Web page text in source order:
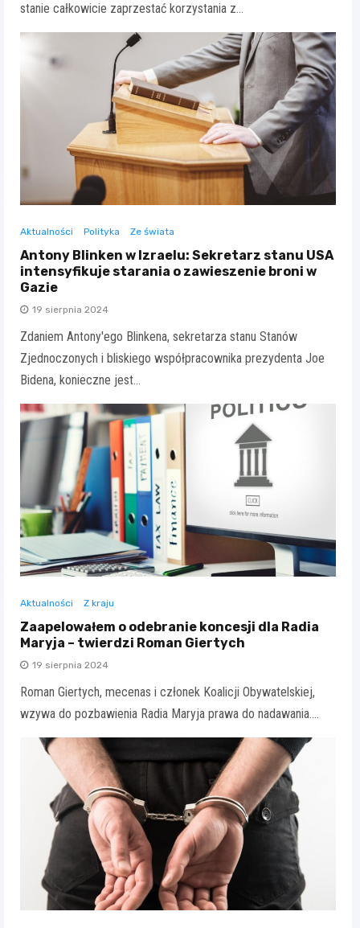
stanie całkowicie zaprzestać korzystania z…
Aktualności Polityka Ze świata
Antony Blinken w Izraelu: Sekretarz stanu USA
intensyfikuje starania o zawieszenie broni w
Gazie
19 sierpnia 2024
Zdaniem Antony'ego Blinkena, sekretarza stanu Stanów
Zjednoczonych i bliskiego współpracownika prezydenta Joe
Bidena, konieczne jest…
Aktualności Z kraju
Zaapelowałem o odebranie koncesji dla Radia
Maryja – twierdzi Roman Giertych
19 sierpnia 2024
Roman Giertych, mecenas i członek Koalicji Obywatelskiej,
wzywa do pozbawienia Radia Maryja prawa do nadawania.…